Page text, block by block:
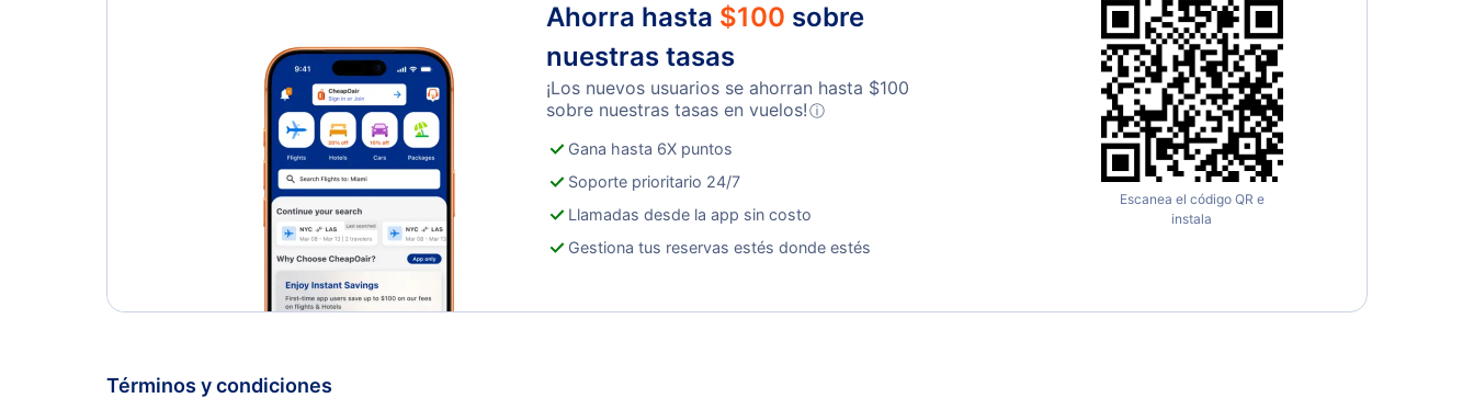
Sitka Vuelos
Ahorra hasta $100 sobre
nuestras tasas
¡Los nuevos usuarios se ahorran hasta $100
sobre nuestras tasas en vuelos!ⓘ
Gana hasta 6X puntos
Soporte prioritario 24/7
Llamadas desde la app sin costo
Gestiona tus reservas estés donde estés
Escanea el código QR e
instala
Términos y condiciones